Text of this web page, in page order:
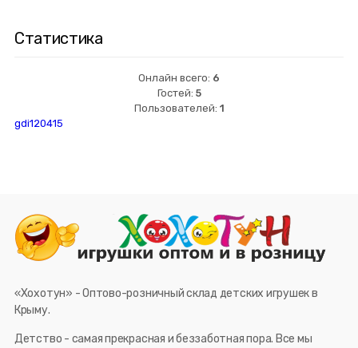
Статистика
Онлайн всего: 6
Гостей: 5
Пользователей: 1
gdi120415
«Хохотун» - Оптово-розничный склад детских игрушек в
Крыму.
Детство - самая прекрасная и беззаботная пора. Все мы